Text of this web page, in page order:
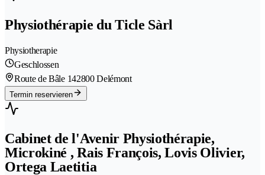
Physiothérapie du Ticle Sàrl
Physiotherapie
Geschlossen
Route de Bâle 142800 Delémont
Termin reservieren
Cabinet de l'Avenir Physiothérapie,
Microkiné , Rais François, Lovis Olivier,
Ortega Laetitia